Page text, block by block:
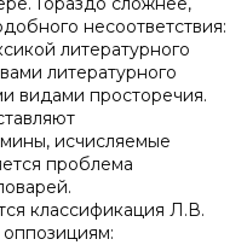
несоответствия:
литературного
литературного
видами просторечия.
исчисляемые
проблема
классификация Л.В.